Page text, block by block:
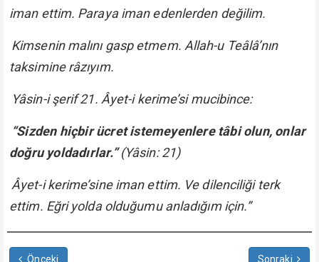
iman ettim. Paraya iman edenlerden değilim.
Kimsenin malını gasp etmem. Allah-u Teâlâ’nın
taksimine râzıyım.
Yâsin-i şerif 21. Âyet-i kerime’si mucibince:
“Sizden hiçbir ücret istemeyenlere tâbi olun, onlar
doğru yoldadırlar.”(Yâsin: 21)
Âyet-i kerime’sine iman ettim. Ve dilenciliği terk
ettim. Eğri yolda olduğumu anladığım için.”
Önceki Sonraki